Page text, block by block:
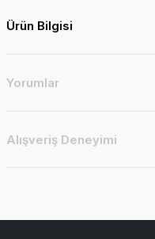
Ürün Bilgisi
Yorumlar
Alışveriş Deneyimi